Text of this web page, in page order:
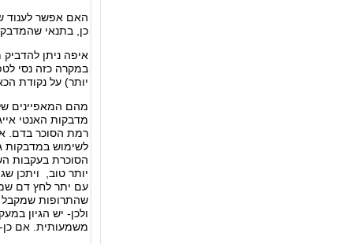
האם אפשר לענוד
כן, בתנאי
איפה ניתן
במקרה כזה נסי
יותר) על נקודת
מהם המאפיינים
מדבקות האנטי
רמת הסוכר בדם.
לשימוש במדבקות
הסוכרת בעקבות
יותר טוב, ויתכן
עם יתר לחץ דם
שהתרופות שמקבל
ולכן- יש הגיון
משמעותית. אם כן-